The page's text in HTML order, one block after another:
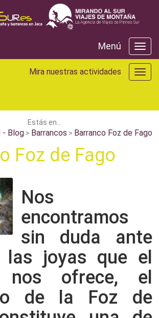
Menú
Menú
Mira
Mira nuestras actividades
Estás en...
- Blog> Barrancos > Barranco Foz de Fago
Foz de Fago
Nos
encontramos
sin duda ante
las joyas que el
nos ofrece, el
de la Foz de